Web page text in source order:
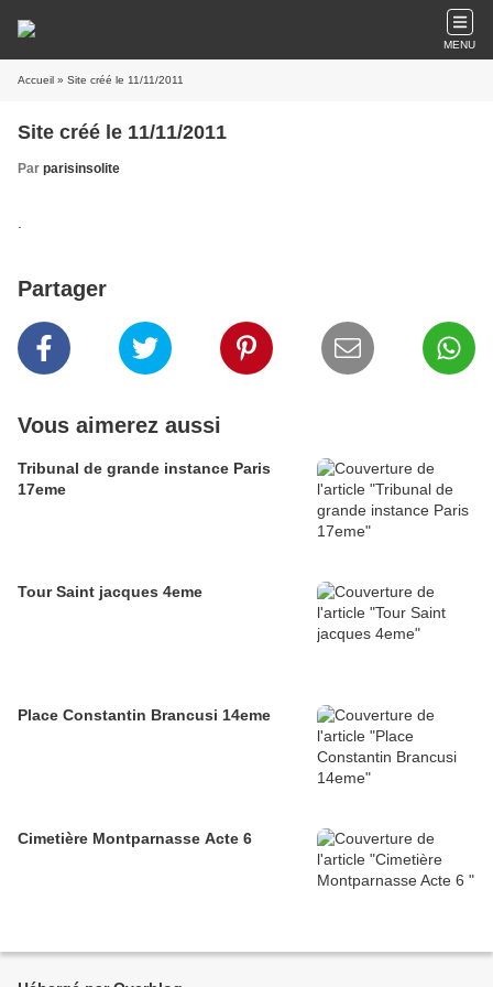
MENU
Accueil » Site créé le 11/11/2011
Site créé le 11/11/2011
Par parisinsolite
Partager
Vous aimerez aussi
Tribunal de grande instance Paris
17eme
Tour Saint jacques 4eme
Place Constantin Brancusi 14eme
Cimetière Montparnasse Acte 6